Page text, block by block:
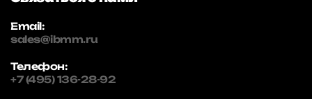
Email:
sales@ibmm.ru
Телефон:
+7 (495) 136-28-92